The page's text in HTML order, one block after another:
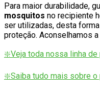
Para maior durabilidade,
mosquitos no recipiente
ser utilizadas, desta
proteção. Aconselhamos
❇️Veja toda nossa linha
❇️Saiba tudo mais sobre